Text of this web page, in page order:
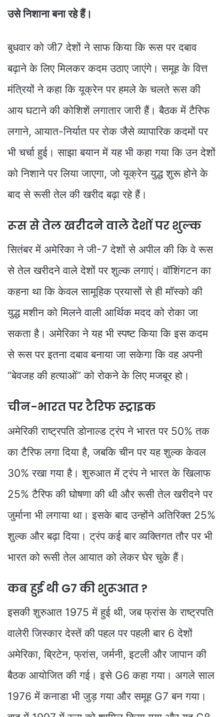
उसे निशाना बना रहे हैं।
बुधवार को जी7 देशों ने साफ किया कि रूस पर दबाव
बढ़ाने के लिए मिलकर कदम उठाए जाएंगे। समूह के वित्त
मंत्रियों ने कहा कि यूक्रेन पर हमले के चलते रूस की
आय घटाने की कोशिशें लगातार जारी हैं। बैठक में टैरिफ
लगाने, आयात-निर्यात पर रोक जैसे व्यापारिक कदमों पर
भी चर्चा हुई। साझा बयान में यह भी कहा गया कि उन देशों
को निशाने पर लिया जाएगा, जो यूक्रेन युद्ध शुरू होने के
बाद से रूसी तेल की खरीद बढ़ा रहे हैं।
रूस से तेल खरीदने वाले देशों पर शुल्क
सितंबर में अमेरिका ने जी-7 देशों से अपील की कि वे रूस
से तेल खरीदने वाले देशों पर शुल्क लगाएं। वॉशिंगटन का
कहना था कि केवल सामूहिक प्रयासों से ही मॉस्को की
युद्ध मशीन को मिलने वाली आर्थिक मदद को रोका जा
सकता है। अमेरिका ने यह भी स्पष्ट किया कि इस कदम
से रूस पर इतना दबाव बनाया जा सकेगा कि वह अपनी
“बेवजह की हत्याओं” को रोकने के लिए मजबूर हो।
चीन-भारत पर टैरिफ स्ट्राइक
अमेरिकी राष्ट्रपति डोनाल्ड ट्रंप ने भारत पर 50% तक
का टैरिफ लगा दिया है, जबकि चीन पर यह शुल्क केवल
30% रखा गया है। शुरुआत में ट्रंप ने भारत के खिलाफ
25% टैरिफ की घोषणा की थी और रूसी तेल खरीदने पर
जुर्माना भी लगाया था। इसके बाद उन्होंने अतिरिक्त 25%
शुल्क और बढ़ा दिया। ट्रंप कई बार व्यक्तिगत तौर पर भी
भारत को रूसी तेल आयात को लेकर घेर चुके हैं।
कब हुई थी G7 की शुरूआत ?
इसकी शुरुआत 1975 में हुई थी, जब फ्रांस के राष्ट्रपति
वालेरी जिस्कार देस्तें की पहल पर पहली बार 6 देशों
अमेरिका, ब्रिटेन, फ्रांस, जर्मनी, इटली और जापान की
बैठक आयोजित की गई। इसे G6 कहा गया। अगले साल
1976 में कनाडा भी जुड़ गया और समूह G7 बन गया।